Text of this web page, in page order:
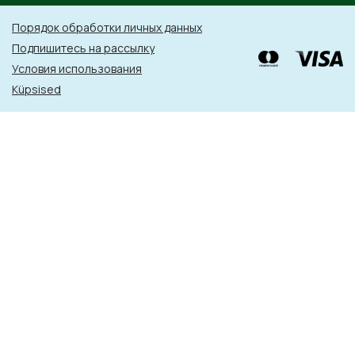
Порядок обработки личных данных
Подпишитесь на рассылку
Условия использования
Küpsised